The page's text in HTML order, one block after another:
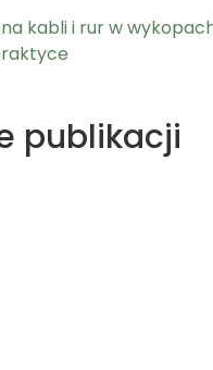
kabli i rur w
publikacji